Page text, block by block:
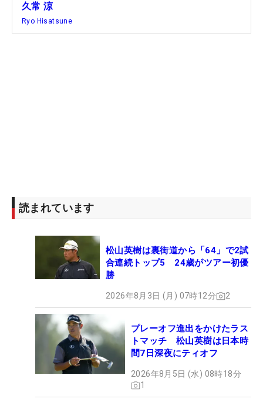
久常 涼
Ryo Hisatsune
読まれています
松山英樹は裏街道から「64」で2試
合連続トップ5 24歳がツアー初優
勝
2026年8月3日 (月) 07時12分 2
プレーオフ進出をかけたラス
トマッチ 松山英樹は日本時
間7日深夜にティオフ
2026年8月5日 (水) 08時18分
1